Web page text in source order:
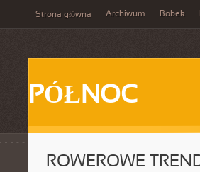
Strona główna Archiwum Bobek
PÓŁNOC
ROWEROWE